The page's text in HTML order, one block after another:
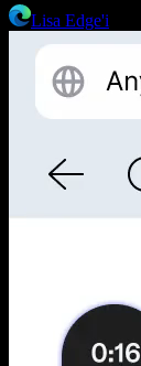
Lisa Edge'i